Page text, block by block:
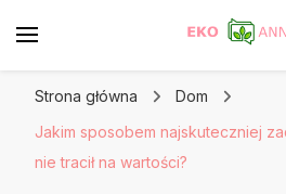
Strona główna
Dom
Jakim sposobem najskuteczniej
nie tracił na wartości?